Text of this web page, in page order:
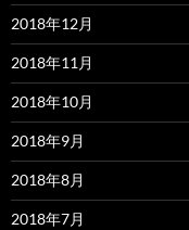
2018年12月
2018年11月
2018年10月
2018年9月
2018年8月
2018年7月